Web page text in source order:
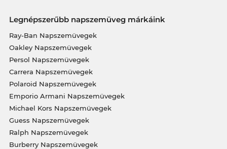
Legnépszerűbb napszemüveg márkáink
Ray-Ban Napszemüvegek
Oakley Napszemüvegek
Persol Napszemüvegek
Carrera Napszemüvegek
Polaroid Napszemüvegek
Emporio Armani Napszemüvegek
Michael Kors Napszemüvegek
Guess Napszemüvegek
Ralph Napszemüvegek
Burberry Napszemüvegek